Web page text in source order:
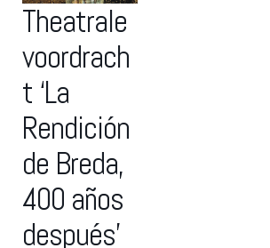
Theatrale
voordrach
t ‘La
Rendición
de Breda,
400 años
después’